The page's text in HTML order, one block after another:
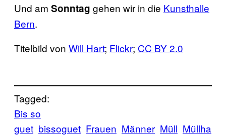
Und am Sonntag gehen wir in die Kunsthalle
Bern.
Titelbild von Will Hart; Flickr; CC BY 2.0
Tagged:
Bis so
guet bissoguet Frauen Männer Müll Müllha